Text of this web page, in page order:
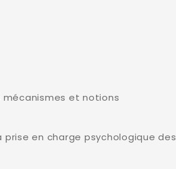
mécanismes et notions
prise en charge psychologique des